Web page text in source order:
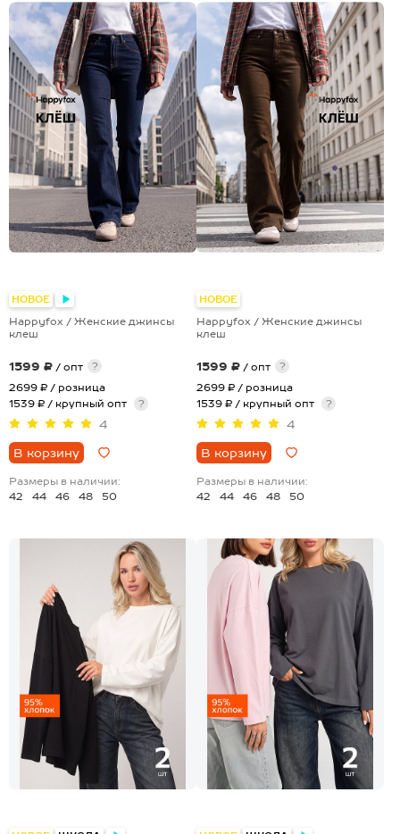
НОВОЕ
Happyfox / Женские джинсы
клеш
1599 ₽ / опт
?
2699 ₽ / розница
1539 ₽ / крупный опт
?
4
В корзину
Размеры в наличии:
42
44 46 48 50
НОВОЕ
Happyfox / Женские джинсы
клеш
1599 ₽ / опт
?
2699 ₽ / розница
1539 ₽ / крупный опт
?
4
В корзину
Размеры в наличии:
42
44 46 48 50